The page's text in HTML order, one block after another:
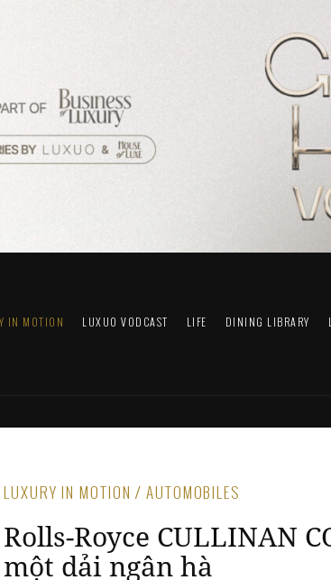
IN MOTION LUXUO VODCAST LIFE DINING LIBRARY
LUXURY IN MOTION / AUTOMOBILES
Rolls-Royce CULLINAN
một dải ngân hà